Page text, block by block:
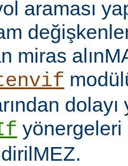
araması
miras
yönergeleri